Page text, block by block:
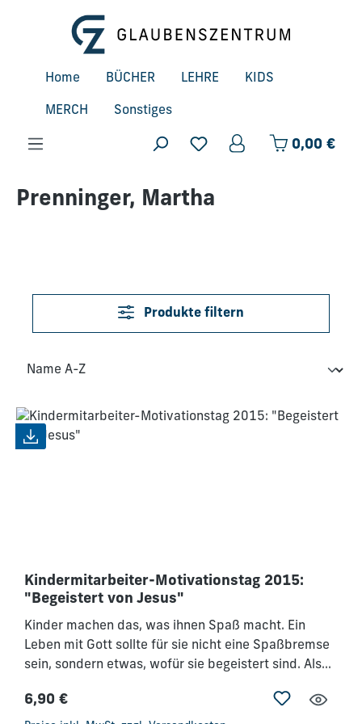
Zum Hauptinhalt springen
Home BÜCHER LEHRE KIDS
MERCH Sonstiges
0,00 €
Prenninger, Martha
Produkte filtern
Kindermitarbeiter-Motivationstag 2015:
"Begeistert von Jesus"
Kinder machen das, was ihnen Spaß macht. Ein
Leben mit Gott sollte für sie nicht eine Spaßbremse
sein, sondern etwas, wofür sie begeistert sind. Als
weitergibt und ihnen zeigt: „Schmeckt und seht,
Regulärer Preis:
6,90 €